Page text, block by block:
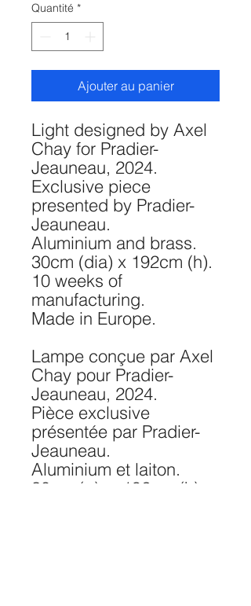
Quantité *
Ajouter au panier
Light designed by Axel
Chay for Pradier-
Jeauneau, 2024.
Exclusive piece
presented by Pradier-
Jeauneau.
Aluminium and brass.
30cm (dia) x 192cm (h).
10 weeks of
manufacturing.
Made in Europe.
Lampe conçue par Axel
Chay pour Pradier-
Jeauneau, 2024.
Pièce exclusive
présentée par Pradier-
Jeauneau.
Aluminium et laiton.
30cm (⌀) x 192cm (h).